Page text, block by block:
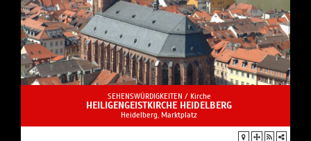
SEHENSWÜRDIGKEITEN / Kirche
HEILIGENGEISTKIRCHE HEIDELBERG
Heidelberg, Marktplatz